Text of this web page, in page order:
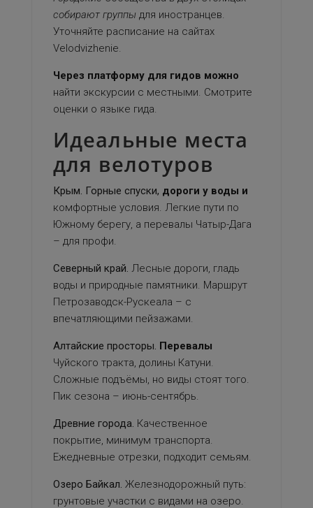
собирают группы для иностранцев.
Уточняйте расписание на сайтах
Velodvizhenie.
Через платформу для гидов можно
найти экскурсии с местными. Смотрите
оценки о языке гида.
Идеальные места
для велотуров
Крым. Горные спуски, дороги у воды и
комфортные условия. Легкие пути по
Южному берегу, а перевалы Чатыр-Дага
– для профи.
Северный край. Лесные дороги, гладь
воды и природные памятники. Маршрут
Петрозаводск-Рускеала – с
впечатляющими пейзажами.
Алтайские просторы. Перевалы
Чуйского тракта, долины Катуни.
Сложные подъёмы, но виды стоят того.
Пик сезона – июнь-сентябрь.
Древние города. Качественное
покрытие, минимум транспорта.
Ежедневные отрезки, подходит семьям.
Озеро Байкал. Железнодорожный путь:
грунтовые участки с видами на озеро.